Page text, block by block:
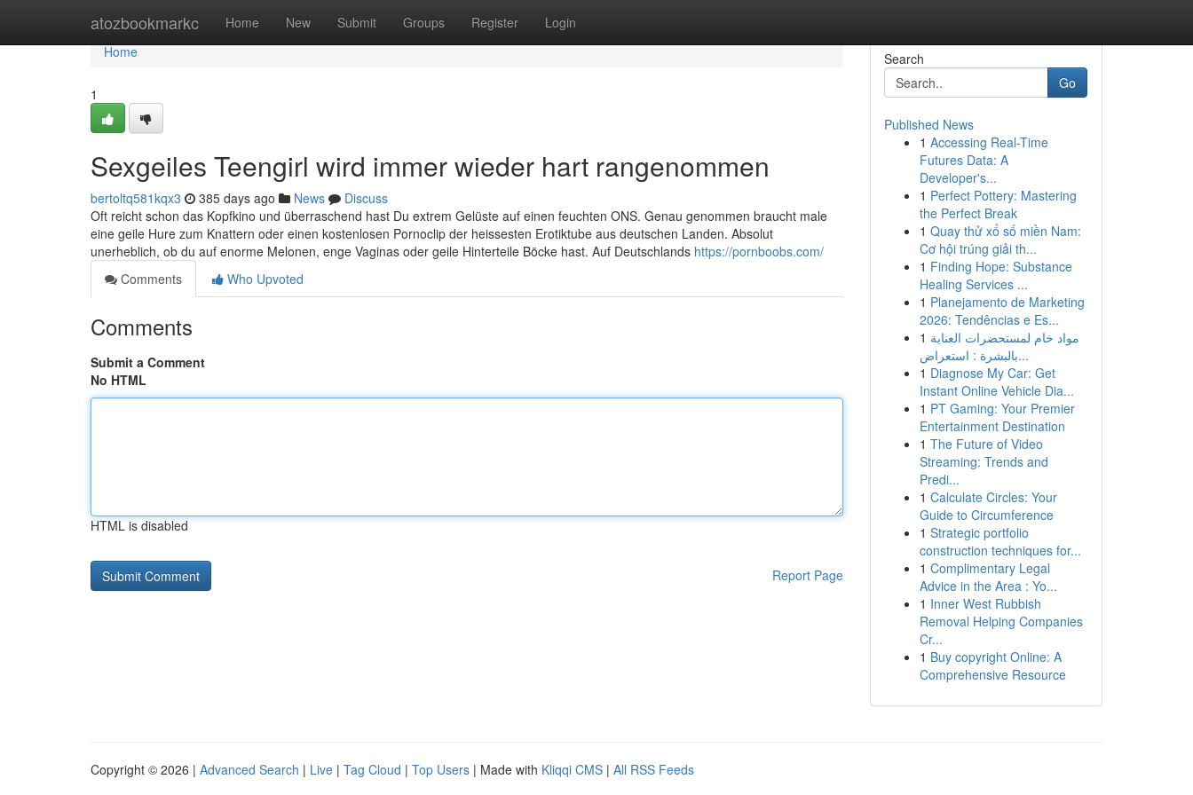
atozbookmarkc Home New Submit Groups Register Login
Home
Home
1
Sexgeiles Teengirl wird immer wieder hart rangenommen
bertoltq581kqx3 385 days ago News
Discuss
Oft reicht schon das Kopfkino und überraschend hast Du extrem Gelüste auf einen feuchten ONS. Genau genommen braucht male
eine geile Hure zum Knattern oder einen kostenlosen Pornoclip der heissesten Erotiktube aus deutschen Landen. Absolut
unerheblich, ob du auf enorme Melonen, enge Vaginas oder geile Hinterteile Böcke hast. Auf Deutschlands https://pornboobs.com/
Comments
Who Upvoted
Comments
Submit a Comment
No HTML
HTML is disabled
Report Page
Search
Go
Published News
1 Accessing Real-Time
Futures Data: A
Developer's...
1 Perfect Pottery: Mastering
the Perfect Break
1 Quay thử xổ số miền Nam:
Cơ hội trúng giải th...
1 Finding Hope: Substance
Healing Services ...
1 Planejamento de Marketing
2026: Tendências e Es...
1 مواد خام لمستحضرات العناية
بالبشرة : استعراض...
1 Diagnose My Car: Get
Instant Online Vehicle Dia...
1 PT Gaming: Your Premier
Entertainment Destination
1 The Future of Video
Streaming: Trends and
Predi...
1 Calculate Circles: Your
Guide to Circumference
1 Strategic portfolio
construction techniques for...
1 Complimentary Legal
Advice in the Area : Yo...
1 Inner West Rubbish
Removal Helping Companies
Cr...
1 Buy copyright Online: A
Comprehensive Resource
Copyright © 2026 | Advanced Search | Live | Tag Cloud | Top Users | Made with Kliqqi CMS | All RSS Feeds